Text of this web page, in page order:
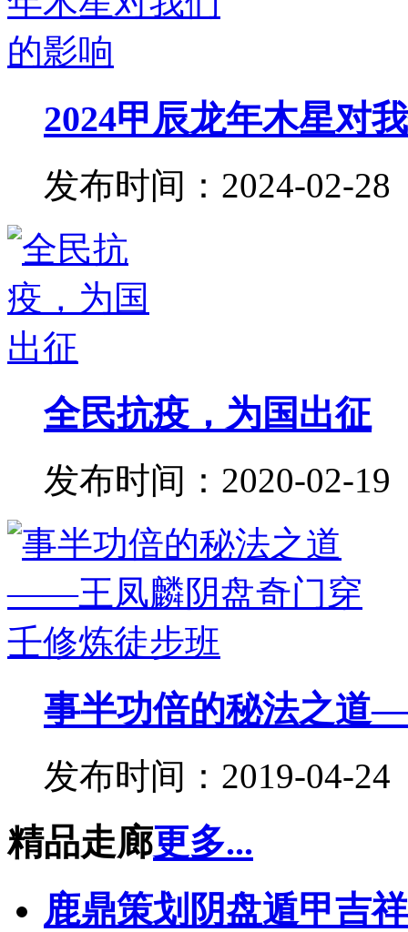
2024甲辰龙年木星对
发布时间：2024-02-28
全民抗疫，为国出征
发布时间：2020-02-19
事半功倍的秘法之道
发布时间：2019-04-24
精品走廊更多...
鹿鼎策划阴盘遁甲吉